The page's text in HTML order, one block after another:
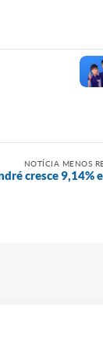
NOTÍCIA MENOS
cresce 9,14%